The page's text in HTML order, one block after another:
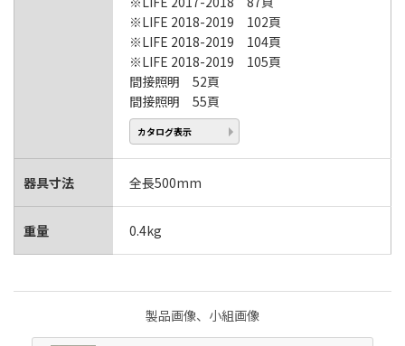
※LIFE 2018-2019 102頁
※LIFE 2018-2019 104頁
※LIFE 2018-2019 105頁
間接照明 52頁
間接照明 55頁
カタログ表示
器具寸法 全長500mm
重量 0.4kg
製品画像、小組画像